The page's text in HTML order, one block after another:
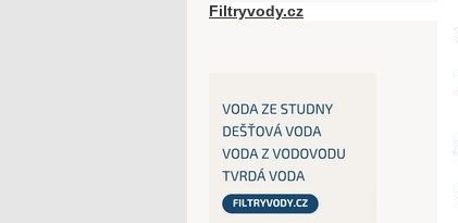
Filtryvody.cz